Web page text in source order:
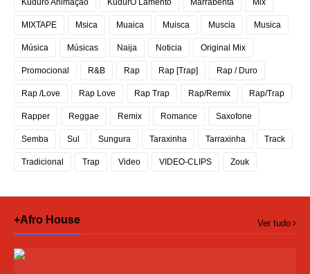
Kuduro Animação KudurO Lamento Marrabenta Mix
MIXTAPE Msica Muaica Muisca Muscia Musica
Música Músicas Naija Noticia Original Mix
Promocional R&B Rap Rap [Trap] Rap / Duro
Rap /Love Rap Love Rap Trap Rap/Remix Rap/Trap
Rapper Reggae Remix Romance Saxofone
Semba Sul Sungura Taraxinha Tarraxinha Track
Tradicional Trap Video VIDEO-CLIPS Zouk
+Afro House Ver tudo